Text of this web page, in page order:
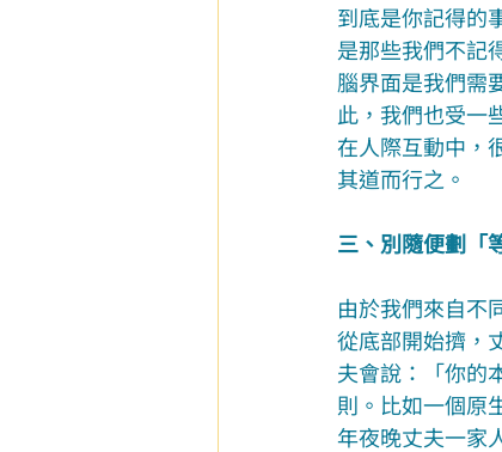
到底是你記得的
是那些我們不記
腦界面是我們需
此，我們也受一
在人際互動中，
其道而行之。
三、別隨便劃「
由於我們來自不
從底部開始擠，
夫會說：「你的
則。比如一個原
年夜晚丈夫一家